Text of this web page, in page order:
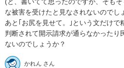
(と、書いてて思ったのですが、そも
な被害を受けたと見なされないのでし
あと｢お尻を見せて。｣という文だけで
判断されて開示請求が通らなかったり
ないのでしょうか？
かれん さん